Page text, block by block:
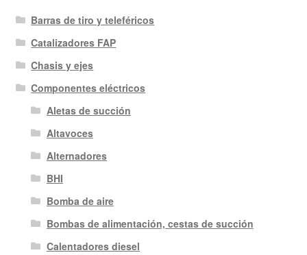
Barras de tiro y teleféricos
Catalizadores FAP
Chasis y ejes
Componentes eléctricos
Aletas de succión
Altavoces
Alternadores
BHI
Bomba de aire
Bombas de alimentación, cestas de succión
Calentadores diesel